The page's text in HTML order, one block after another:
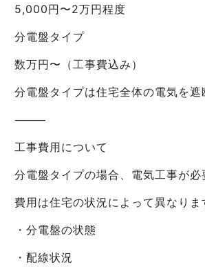
5,000円〜2万円程度
分電盤タイプ
数万円〜（工事費込み）
分電盤タイプは住宅全体の電気を
⸻
工事費用について
分電盤タイプの場合、電気工事が必
費用は住宅の状況によって異なりま
・分電盤の状態
・配線状況